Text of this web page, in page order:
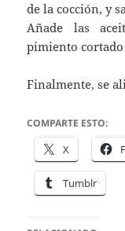
de la cocción, y
Añade las
pimiento
Finalmente, se
COMPARTE ESTO:
X
Tumblr